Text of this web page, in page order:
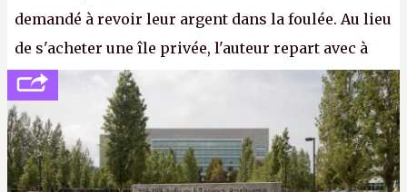
demandé à revoir leur argent dans la foulée. Au lieu
de s'acheter une île privée, l'auteur repart avec à
peine 2 000 dollars en poche. C'est toujours plus
cher payé que le temps passé à dev, mais ça
apprendra aux petits malins qu'on ne braque pas
Gabe Newell aussi facilement.P.